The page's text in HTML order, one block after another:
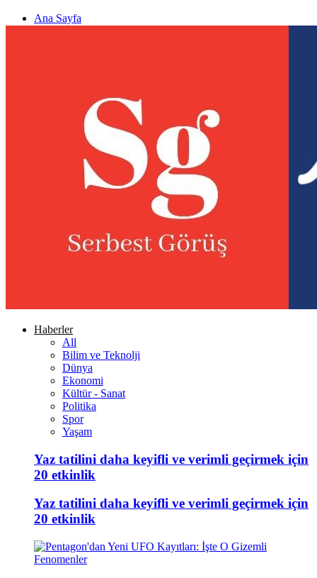
Ana Sayfa
Haberler
All
Bilim ve Teknolji
Dünya
Ekonomi
Kültür - Sanat
Politika
Spor
Yaşam
Yaz tatilini daha keyifli ve verimli geçirmek için
20 etkinlik
Yaz tatilini daha keyifli ve verimli geçirmek için
20 etkinlik